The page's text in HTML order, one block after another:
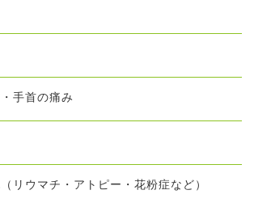
手首の痛み
リウマチ・アトピー・花粉症など）